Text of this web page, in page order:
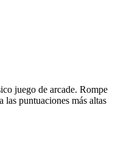
juego de arcade. Rompe
las puntuaciones más altas